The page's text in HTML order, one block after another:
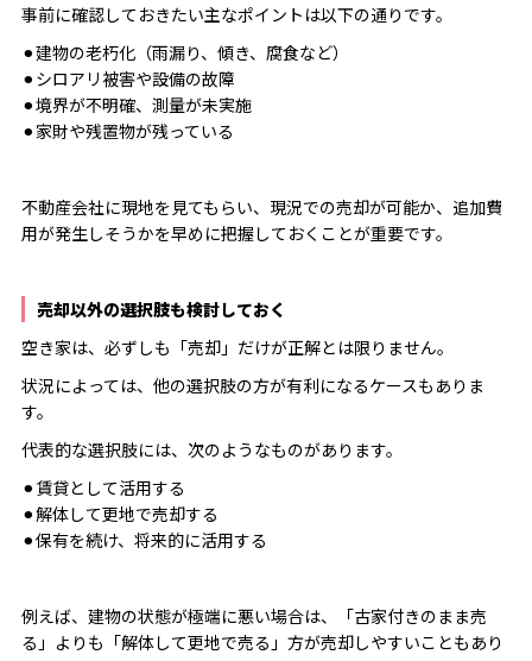
事前に確認しておきたい主なポイントは以下の通りです。
⚫︎建物の老朽化（雨漏り、傾き、腐食など）
⚫︎シロアリ被害や設備の故障
⚫︎境界が不明確、測量が未実施
⚫︎家財や残置物が残っている
不動産会社に現地を見てもらい、現況での売却が可能か、追加費
用が発生しそうかを早めに把握しておくことが重要です。
売却以外の選択肢も検討しておく
空き家は、必ずしも「売却」だけが正解とは限りません。
状況によっては、他の選択肢の方が有利になるケースもありま
す。
代表的な選択肢には、次のようなものがあります。
⚫︎賃貸として活用する
⚫︎解体して更地で売却する
⚫︎保有を続け、将来的に活用する
例えば、建物の状態が極端に悪い場合は、「古家付きのまま売
る」よりも「解体して更地で売る」方が売却しやすいこともあり